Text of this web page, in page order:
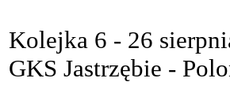
Kolejka 6 - 26
GKS Jastrzębie -